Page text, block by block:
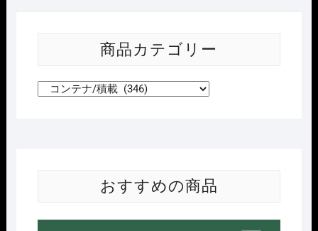
商品カテゴリー
おすすめの商品